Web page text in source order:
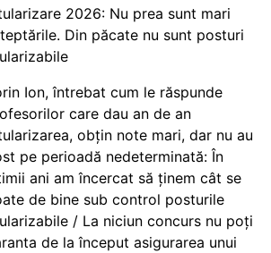
2026: Nu prea sunt mari
Din păcate nu sunt posturi
Ion, întrebat cum le răspunde
care dau an de an
obțin note mari, dar nu au
pe perioadă nedeterminată: În
ani am încercat să ținem cât se
de bine sub control posturile
/ La niciun concurs nu poți
de la început asigurarea unui